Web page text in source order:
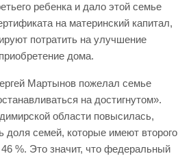
ребенка и дало этой семье
на материнский капитал,
потратить на улучшение
дома.
Мартынов пожелал семье
на достигнутом».
области повысилась,
доля семей, которые имеют второго
%. Это значит, что федеральный